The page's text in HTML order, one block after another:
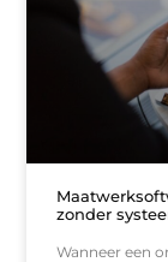
zonder
Wanneer een